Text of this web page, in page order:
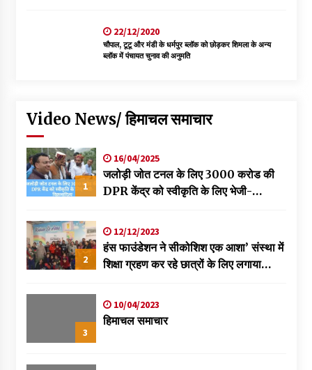
22/12/2020
चौपाल, टूटू और मंडी के धर्मपुर ब्लॉक को छोड़कर शिमला के अन्य
ब्लॉक में पंचायत चुनाव की अनुमति
Video News/ हिमाचल समाचार
1
16/04/2025
जलोड़ी जोत टनल के लिए 3000 करोड की
DPR केंद्र को स्वीकृति के लिए भेजी-
2
12/12/2023
हंस फाउंडेशन ने सीकोशिश एक आशा’ संस्था में
शिक्षा ग्रहण कर रहे छात्रों के लिए लगाया
3
10/04/2023
हिमाचल समाचार